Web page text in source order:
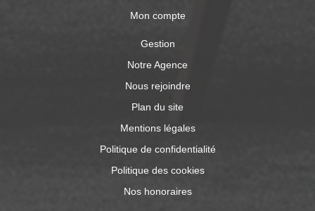
Mon compte
Gestion
Notre Agence
Nous rejoindre
Plan du site
Mentions légales
Politique de confidentialité
Politique des cookies
Nos honoraires